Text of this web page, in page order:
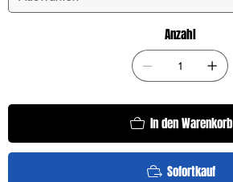
Anzahl
In den Warenkorb
Sofortkauf